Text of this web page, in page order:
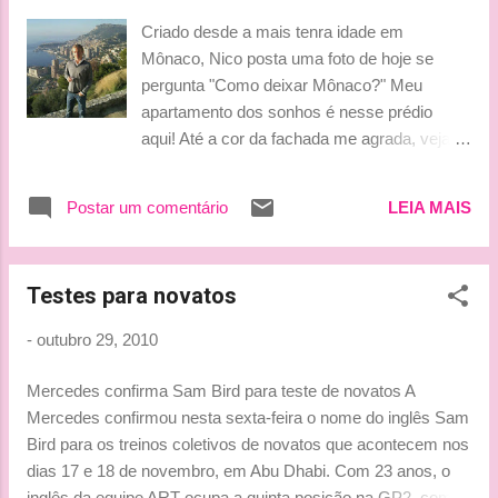
a corrida na Coreia tendo estado em uma
posição tão boa, mas nosso desempenho no
fim de semana foi bom e fomos capazes de
tirar o máximo proveito do carro. Seria ótimo
atuações fortes" (quote by Mercedes GP) A
caminho tinha uma Webbe...
Criado desde a mais tenra idade em
Mônaco, Nico posta uma foto de hoje se
pergunta "Como deixar Mônaco?" Meu
apartamento dos sonhos é nesse prédio
aqui! Até a cor da fachada me agrada, vejam
Lu
Postar um comentário LEIA MAIS
Testes para novatos
- outubro 29, 2010
Mercedes confirma Sam Bird para teste de novatos A
Mercedes confirmou nesta sexta-feira o nome do inglês Sam
Bird para os treinos coletivos de novatos que acontecem nos
dias 17 e 18 de novembro, em Abu Dhabi. Com 23 anos, o